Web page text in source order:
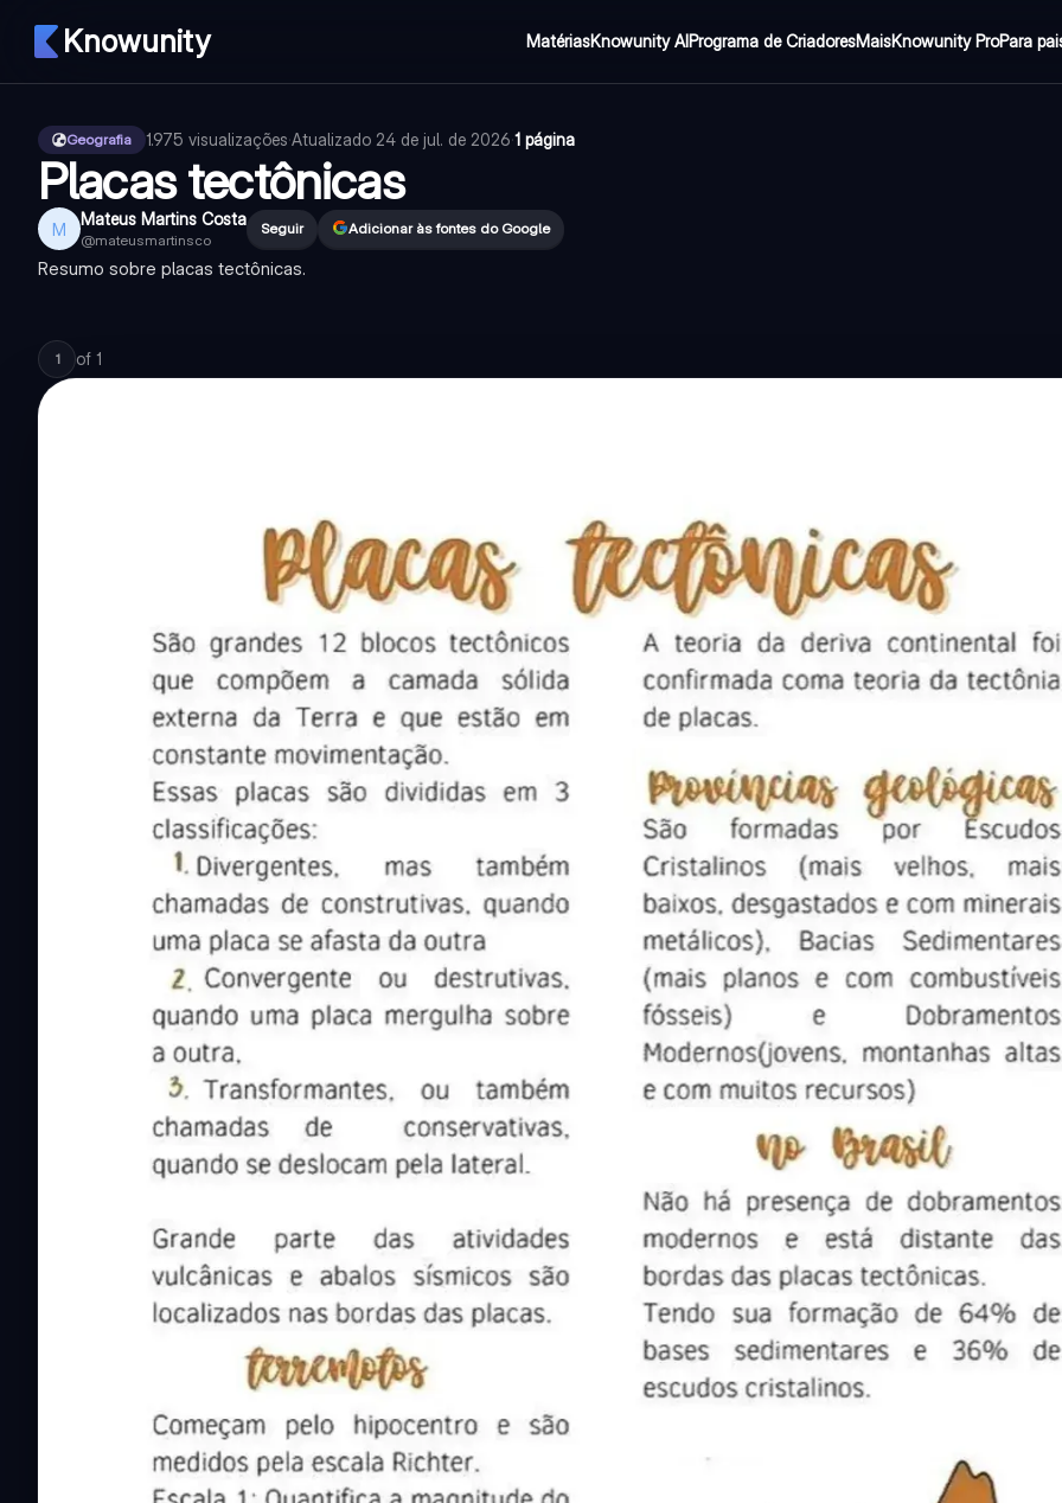
Knowunity MatériasKnowunity AIPrograma de CriadoresMaisKnowunity ProPara
Geografia 1.975 visualizações·Atualizado 24 de jul. de 2026·1 página
Placas tectônicas
M Mateus Martins Costa
@mateusmartinsco
Seguir Adicionar às fontes do Google
Resumo sobre placas tectônicas.
1 of 1